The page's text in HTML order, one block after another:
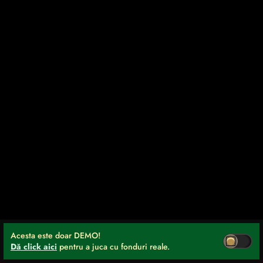
Acesta este doar DEMO!
Dă click aici pentru a juca cu fonduri reale.